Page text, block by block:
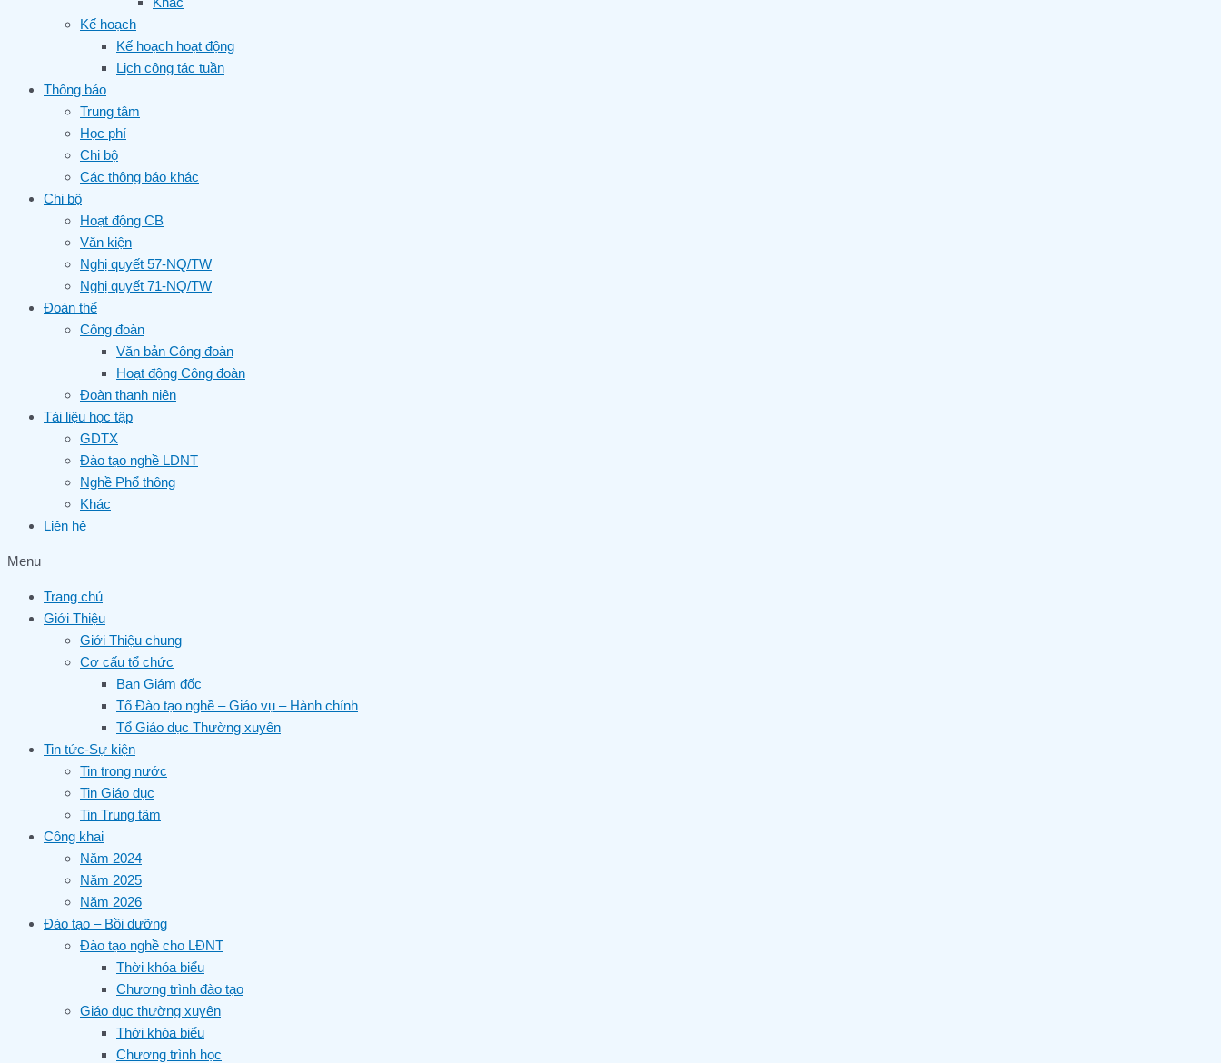
Kế hoạch
Kế hoạch hoạt động
Lịch công tác tuần
Thông báo
Trung tâm
Học phí
Chi bộ
Các thông báo khác
Chi bộ
Hoạt động CB
Văn kiện
Nghị quyết 57-NQ/TW
Nghị quyết 71-NQ/TW
Đoàn thể
Công đoàn
Văn bản Công đoàn
Hoạt động Công đoàn
Đoàn thanh niên
Tài liệu học tập
GDTX
Đào tạo nghề LDNT
Nghề Phổ thông
Khác
Liên hệ
Menu
Trang chủ
Giới Thiệu
Giới Thiệu chung
Cơ cấu tổ chức
Ban Giám đốc
Tổ Đào tạo nghề – Giáo vụ – Hành chính
Tổ Giáo dục Thường xuyên
Tin tức-Sự kiện
Tin trong nước
Tin Giáo dục
Tin Trung tâm
Công khai
Năm 2024
Năm 2025
Năm 2026
Đào tạo – Bồi dưỡng
Đào tạo nghề cho LĐNT
Thời khóa biểu
Chương trình đào tạo
Giáo dục thường xuyên
Thời khóa biểu
Chương trình học